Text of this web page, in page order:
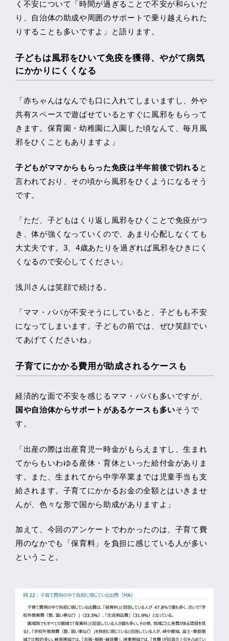
く不安について「時間が過ぎることで不安が和らいだ
り、自治体の助成や周囲のサポートで乗り越えられた
りすることも多いですよ」と語ります。
子どもは風邪をひいて免疫を獲得、やがて病気
にかかりにくくなる
「赤ちゃんはなんでも口に入れてしまいますし、外や
共有スペースで遊ばせているとすぐに風邪をもらって
きます。保育園・幼稚園に入園した頃なんて、毎月風
邪をひくこともありますよ」
子どもがママからもらった免疫は半年前後で切れる と
言われており、その頃から風邪をひくようになるそう
です。
「ただ、子どもはくり返し風邪をひくことで免疫がつ
き、体が強くなっていくので、あまり心配しなくても
大丈夫です。3、4歳あたりを過ぎれば風邪をひきにく
くなるので安心してください」
浅川さんは笑顔で続ける。
「ママ・パパが不安そうにしていると、子どもも不安
になってしまいます。子どもの前では、ぜひ笑顔でい
てあげてくださいね」
子育てにかかる費用が助成されるケースも
経済的な面で不安を感じるママ・パパも多いですが、
国や自治体からサポートがあるケースも多いそうで
す。
「出産の際は出産育児一時金がもらえますし、生まれ
てからもいわゆる産休・育休といった給付金がありま
す。また、生まれてから中学卒業までは児童手当も支
給されます。子育てにかかるお金の全額とはいきませ
んが、色々な形で国から助成がありますよ」
加えて、今回のアンケートでわかったのは、子育て費
用のなかでも「保育料」を負担に感じている人が多い
ということ。